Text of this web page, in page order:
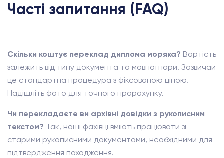
Часті запитання (FAQ)
Скільки коштує переклад диплома моряка? Вартість
залежить від типу документа та мовної пари. Зазвичай
це стандартна процедура з фіксованою ціною.
Надішліть фото для точного прорахунку.
Чи перекладаєте ви архівні довідки з рукописним
текстом? Так, наші фахівці вміють працювати зі
старими рукописними документами, необхідними для
підтвердження походження.